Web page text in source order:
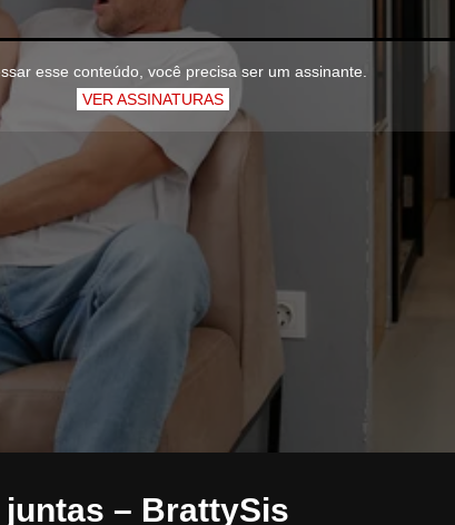
esse conteúdo, você precisa ser um assinante.
VER ASSINATURAS
– BrattySis